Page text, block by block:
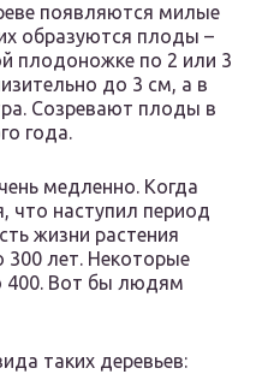
появляются милые
образуются плоды –
плодоножке по 2 или 3
до 3 см, а в
Созревают плоды в
года.
медленно. Когда
что наступил период
жизни растения
300 лет. Некоторые
400. Вот бы людям
таких деревьев: